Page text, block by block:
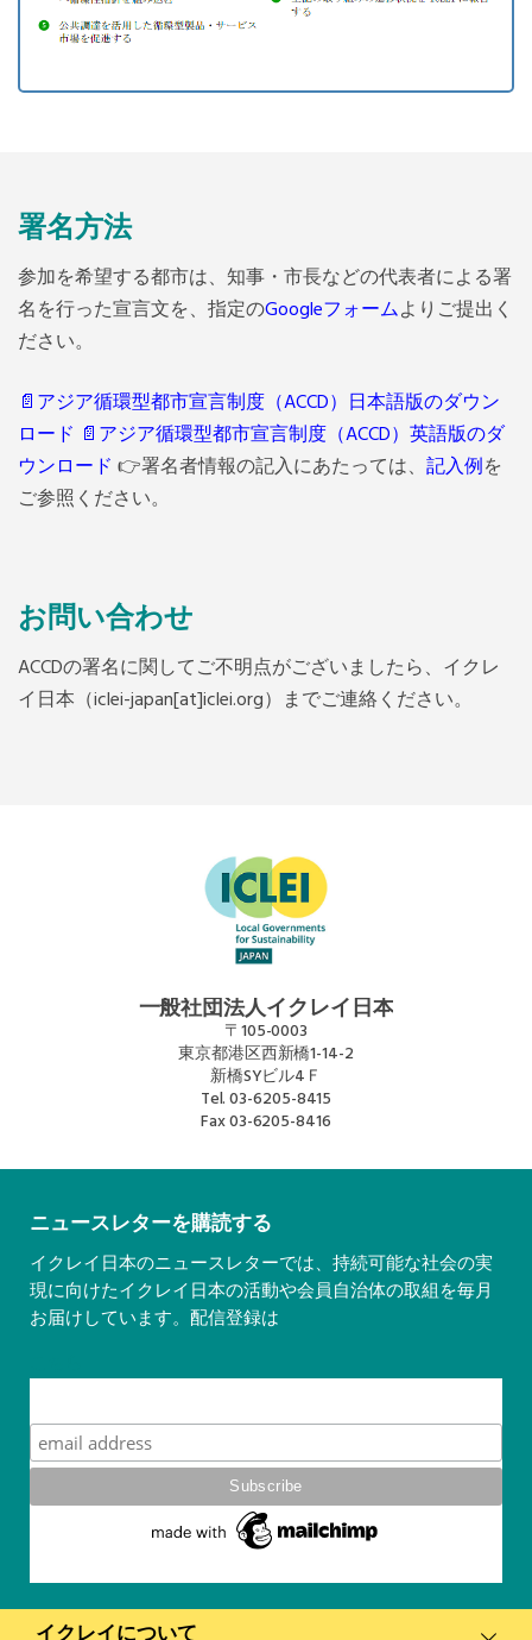
署名方法
参加を希望する都市は、知事・市長などの代表者による署
名を行った宣言文を、指定のGoogleフォームよりご提出く
ださい。
📄アジア循環型都市宣言制度（ACCD）日本語版のダウン
ロード 📄アジア循環型都市宣言制度（ACCD）英語版のダ
ウンロード 👉署名者情報の記入にあたっては、 記入例を
ご参照ください。
お問い合わせ
ACCDの署名に関してご不明点がございましたら、イクレ
イ日本（iclei-japan[at]iclei.org）までご連絡ください。
一般社団法人イクレイ日本
〒105-0003
東京都港区西新橋1-14-2
新橋SYビル4Ｆ
Tel.03-6205-8415
Fax03-6205-8416
ニュースレターを購読する
イクレイ日本のニュースレターでは、持続可能な社会の実
現に向けたイクレイ日本の活動や会員自治体の取組を毎月
お届けしています。配信登録は